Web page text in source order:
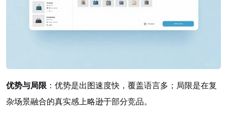
优势与局限 ：优势是出图速度快，覆盖语言多；局限是在复
杂场景融合的真实感上略逊于部分竞品。